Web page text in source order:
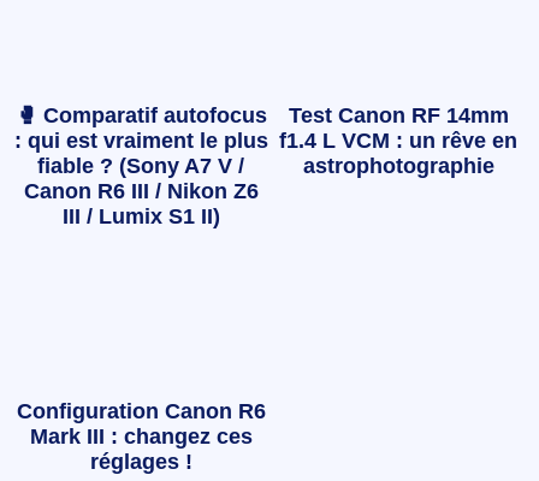
🥊 Comparatif autofocus
: qui est vraiment le plus
fiable ? (Sony A7 V /
Canon R6 III / Nikon Z6
III / Lumix S1 II)
Test Canon RF 14mm
f1.4 L VCM : un rêve en
astrophotographie
Configuration Canon R6
Mark III : changez ces
réglages !